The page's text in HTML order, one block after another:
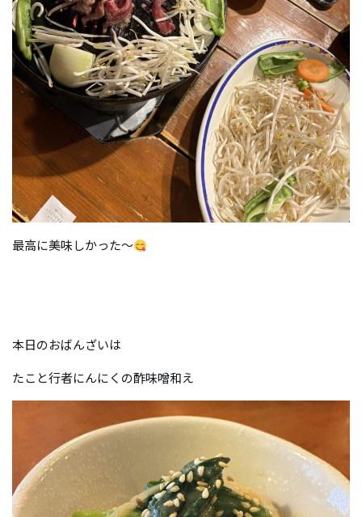
最高に美味しかった〜
本日のおばんざいは
たこと行者にんにくの酢味噌和え